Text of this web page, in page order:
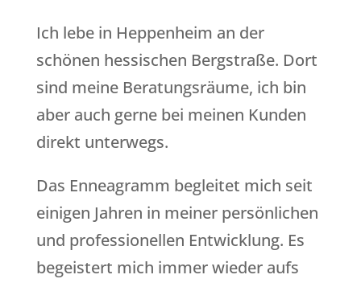
Ich lebe in Heppenheim an der
schönen hessischen Bergstraße. Dort
sind meine Beratungsräume, ich bin
aber auch gerne bei meinen Kunden
direkt unterwegs.
Das Enneagramm begleitet mich seit
einigen Jahren in meiner persönlichen
und professionellen Entwicklung. Es
begeistert mich immer wieder aufs